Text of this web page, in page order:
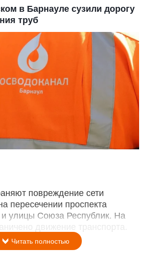
в Барнауле сузили дорогу
труб
повреждение сети
пересечении проспекта
и улицы Союза Республик. На
движение транспорта.
Читать полностью